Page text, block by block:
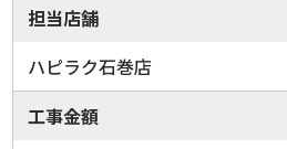
担当店舗
ハピラク石巻店
工事金額